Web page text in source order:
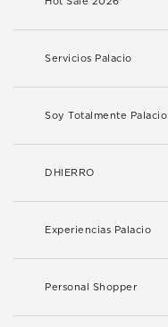
Servicios Palacio
Soy Totalmente Palacio
DHIERRO
Experiencias Palacio
Personal Shopper